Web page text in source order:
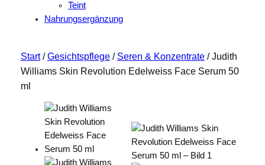
Teint
Nahrungsergänzung
Start/Gesichtspflege/ Seren & Konzentrate/ Judith
Williams Skin Revolution Edelweiss Face Serum 50
ml